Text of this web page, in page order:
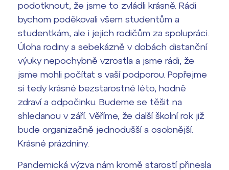
Zahraniční stipendia
ČAG studentský
Maturitní témata
Pomoc! Mám problém!
Harmonogram školního roku
Termíny maturit
podotknout, že jsme to zvládli krásně. Rádi
bychom poděkovali všem studentům a
studentkám, ale i jejich rodičům za spolupráci.
Úloha rodiny a sebekázně v dobách distanční
výuky nepochybně vzrostla a jsme rádi, že
jsme mohli počítat s vaší podporou. Popřejme
si tedy krásné bezstarostné léto, hodně
zdraví a odpočinku. Budeme se těšit na
shledanou v září. Věříme, že další školní rok již
bude organizačně jednodušší a osobnější.
Krásné prázdniny.
Pandemická výzva nám kromě starostí přinesla